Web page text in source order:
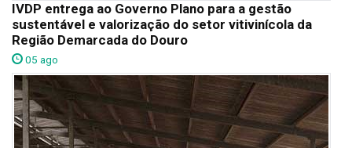
IVDP entrega ao Governo Plano para a gestão
sustentável e valorização do setor vitivinícola da
Região Demarcada do Douro
05 ago